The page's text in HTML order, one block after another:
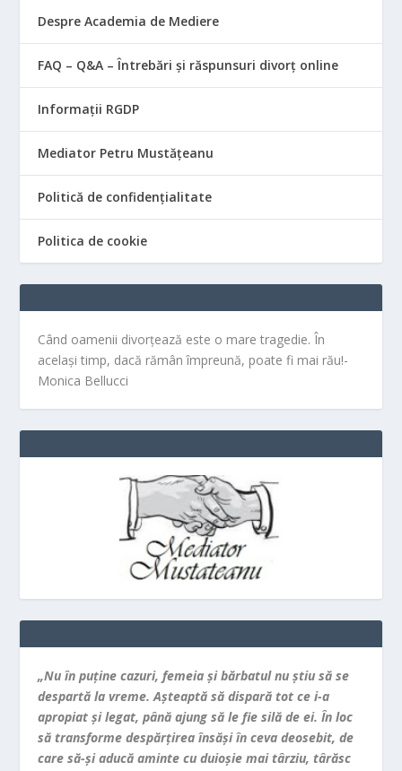
Despre Academia de Mediere
FAQ – Q&A – Întrebări și răspunsuri divorț online
Informații RGDP
Mediator Petru Mustățeanu
Politică de confidențialitate
Politica de cookie
Când oamenii divorțează este o mare tragedie. În
același timp, dacă rămân împreună, poate fi mai rău!-
Monica Bellucci
„Nu în puţine cazuri, femeia şi bărbatul nu ştiu să se
despartă la vreme. Aşteaptă să dispară tot ce i-a
apropiat şi legat, până ajung să le fie silă de ei. În loc
să transforme despărţirea însăşi în ceva deosebit, de
care să-şi aducă aminte cu duioşie mai târziu, târăsc